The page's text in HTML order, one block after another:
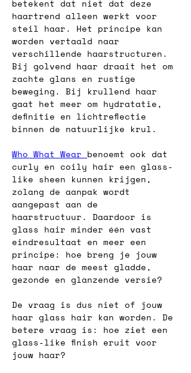
betekent dat niet dat deze
haartrend alleen werkt voor
steil haar. Het principe kan
worden vertaald naar
verschillende haarstructuren.
Bij golvend haar draait het om
zachte glans en rustige
beweging. Bij krullend haar
gaat het meer om hydratatie,
definitie en lichtreflectie
binnen de natuurlijke krul.
Who What Wear benoemt ook dat
curly en coily hair een glass-
like sheen kunnen krijgen,
zolang de aanpak wordt
aangepast aan de
haarstructuur. Daardoor is
glass hair minder één vast
eindresultaat en meer een
principe: hoe breng je jouw
haar naar de meest gladde,
gezonde en glanzende versie?
De vraag is dus niet of jouw
haar glass hair kan worden. De
betere vraag is: hoe ziet een
glass-like finish eruit voor
jouw haar?